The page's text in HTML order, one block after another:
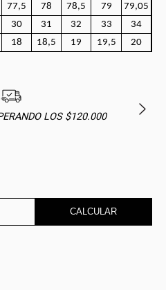
77,5 78 78,5 79
79,05
30 31 32 33
34
18 18,5 19 19,5 20
LOS $120.000
CALCULAR